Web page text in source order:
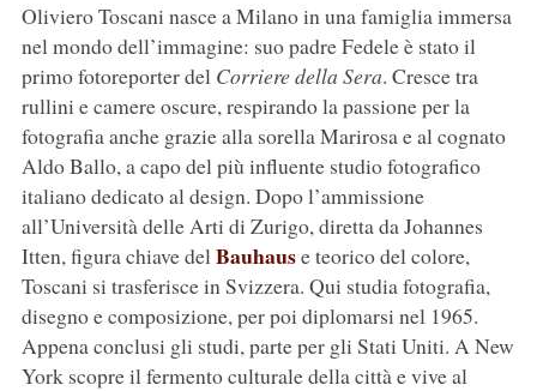
Oliviero Toscani nasce a Milano in una famiglia immersa
nel mondo dell’immagine: suo padre Fedele è stato il
primo fotoreporter del Corriere della Sera. Cresce tra
rullini e camere oscure, respirando la passione per la
fotografia anche grazie alla sorella Marirosa e al cognato
Aldo Ballo, a capo del più influente studio fotografico
italiano dedicato al design. Dopo l’ammissione
all’Università delle Arti di Zurigo, diretta da Johannes
Itten, figura chiave delBauhause teorico del colore,
Toscani si trasferisce in Svizzera. Qui studia fotografia,
disegno e composizione, per poi diplomarsi nel 1965.
Appena conclusi gli studi, parte per gli Stati Uniti. A New
York scopre il fermento culturale della città e vive al